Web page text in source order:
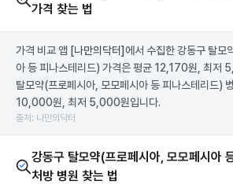
가격 찾는 법
가격 비교 앱 [나만의닥터] 에서 수집한 강동구 탈모
아 등 피나스테리드) 가격은 평균 12,170원, 최저
탈모약(프로페시아, 모모페시아 등 피나스테리드)
10,000원, 최저 5,000원입니다.
출처: 나만의닥터
강동구 탈모약(프로페시아, 모모페시아
처방 병원 찾는 법